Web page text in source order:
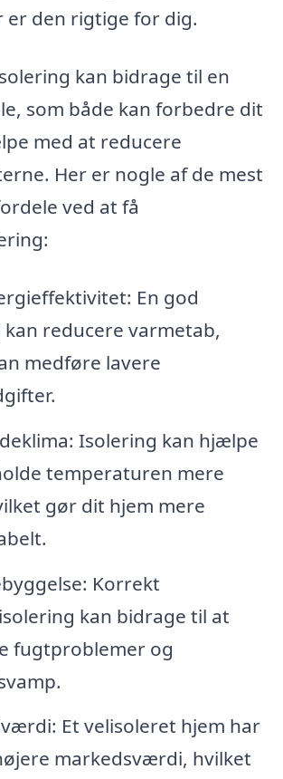
er den rigtige for dig.
kan bidrage til en
som både kan forbedre dit
med at reducere
Her er nogle af de mest
ved at få
En god
reducere varmetab,
medføre lavere
Isolering kan hjælpe
temperaturen mere
gør dit hjem mere
Korrekt
kan bidrage til at
fugtproblemer og
Et velisoleret hjem har
markedsværdi, hvilket